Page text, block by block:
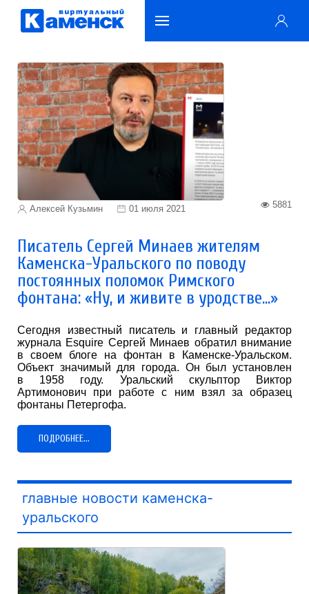
Алексей Кузьмин 01 июля 2021 5881
Писатель Сергей Минаев жителям
Каменска-Уральского по поводу
постоянных поломок Римского
фонтана: «Ну, и живите в уродстве…»
Сегодня известный писатель и главный редактор
журнала Esquire Сергей Минаев обратил внимание
в своем блоге на фонтан в Каменске-Уральском.
Объект значимый для города. Он был установлен
в 1958 году. Уральский скульптор Виктор
Артимонович при работе с ним взял за образец
фонтаны Петергофа.
ПОДРОБНЕЕ...
главные новости каменска-
уральского